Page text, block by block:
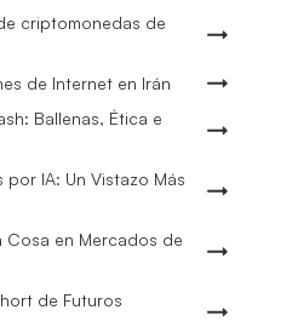
criptomonedas de
de Internet en Irán
Ballenas, Ética e
IA: Un Vistazo Más
Cosa en Mercados de
de Futuros